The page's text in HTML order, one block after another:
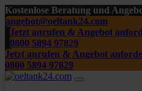
Kostenlose Beratung und
angebot@oeltank24.com
Jetzt anrufen & Angebot
0800 5894 97829
Jetzt anrufen & Angebot
0800 5894 97829